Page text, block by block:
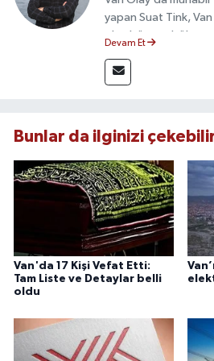
yapan Suat Tink,
olmak üzere
mezunu olan Tink,
doğruluk, tarafsızlık
Devam Et
Bunlar da ilginizi
Van'da 17 Kişi Vefat Etti:
Tam Liste ve Detaylar belli
oldu